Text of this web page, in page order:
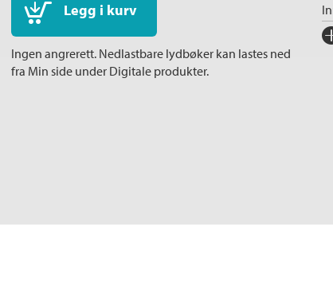
Legg i kurv
Ingen angrerett. Nedlastbare lydbøker kan lastes ned
fra Min side under Digitale produkter.